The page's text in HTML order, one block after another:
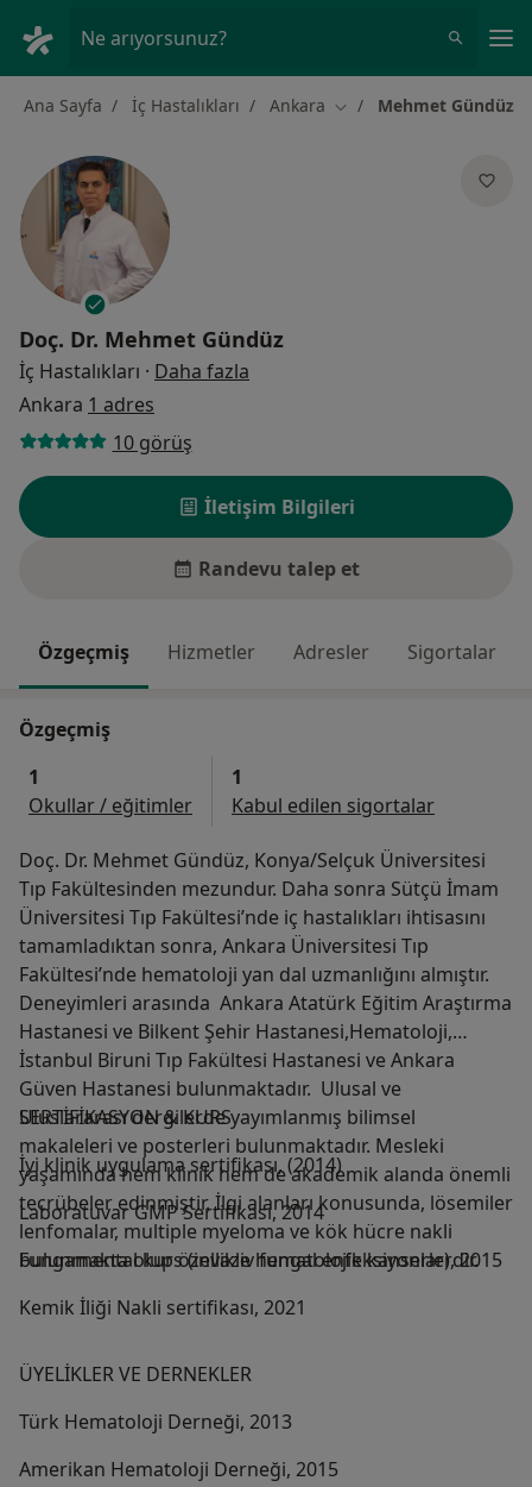
Ne arıyorsunuz?
Ana Sayfa İç Hastalıkları Ankara Şehir değiştir
Mehmet Gündüz
Doç. Dr. Mehmet Gündüz
İç Hastalıkları · Daha fazla
Ankara 1 adres
10 görüş
İletişim Bilgileri
Randevu talep et
Özgeçmiş Hizmetler Adresler Sigortalar
Özgeçmiş
1
Okullar / eğitimler
1
Kabul edilen sigortalar
Doç. Dr. Mehmet Gündüz, Konya/Selçuk Üniversitesi
Tıp Fakültesinden mezundur. Daha sonra Sütçü İmam
Üniversitesi Tıp Fakültesi’nde iç hastalıkları ihtisasını
tamamladıktan sonra, Ankara Üniversitesi Tıp
Fakültesi’nde hematoloji yan dal uzmanlığını almıştır.
Deneyimleri arasında Ankara Atatürk Eğitim Araştırma
Hastanesi ve Bilkent Şehir Hastanesi,Hematoloji,
İstanbul Biruni Tıp Fakültesi Hastanesi ve Ankara
Güven Hastanesi bulunmaktadır. Ulusal ve
Uluslararası dergilerde yayımlanmış bilimsel
makaleleri ve posterleri bulunmaktadır. Mesleki
yaşamında hem klinik hem de akademik alanda önemli
tecrübeler edinmiştir. İlgi alanları konusunda, lösemiler
lenfomalar, multiple myeloma ve kök hücre nakli
bulunmakta olup özellikle hematolojik kanserlerdir.
SERTİFİKASYON & KURS
İyi klinik uygulama sertifikası, (2014)
Laboratuvar GMP Sertifikası, 2014
Fungamental kurs (invaziv fungal enfeksiyonlar), 2015
Kemik İliği Nakli sertifikası, 2021
ÜYELİKLER VE DERNEKLER
Türk Hematoloji Derneği, 2013
Amerikan Hematoloji Derneği, 2015